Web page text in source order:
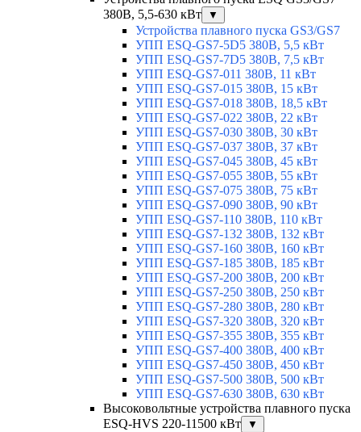
380В, 5,5-630 кВт
▼
Устройства плавного пуска GS3/GS7
УПП ESQ-GS7-5D5 380В, 5,5 кВт
УПП ESQ-GS7-7D5 380В, 7,5 кВт
УПП ESQ-GS7-011 380В, 11 кВт
УПП ESQ-GS7-015 380В, 15 кВт
УПП ESQ-GS7-018 380В, 18,5 кВт
УПП ESQ-GS7-022 380В, 22 кВт
УПП ESQ-GS7-030 380В, 30 кВт
УПП ESQ-GS7-037 380В, 37 кВт
УПП ESQ-GS7-045 380В, 45 кВт
УПП ESQ-GS7-055 380В, 55 кВт
УПП ESQ-GS7-075 380В, 75 кВт
УПП ESQ-GS7-090 380В, 90 кВт
УПП ESQ-GS7-110 380В, 110 кВт
УПП ESQ-GS7-132 380В, 132 кВт
УПП ESQ-GS7-160 380В, 160 кВт
УПП ESQ-GS7-185 380В, 185 кВт
УПП ESQ-GS7-200 380В, 200 кВт
УПП ESQ-GS7-250 380В, 250 кВт
УПП ESQ-GS7-280 380В, 280 кВт
УПП ESQ-GS7-320 380В, 320 кВт
УПП ESQ-GS7-355 380В, 355 кВт
УПП ESQ-GS7-400 380В, 400 кВт
УПП ESQ-GS7-450 380В, 450 кВт
УПП ESQ-GS7-500 380В, 500 кВт
УПП ESQ-GS7-630 380В, 630 кВт
Высоковольтные устройства плавного пуска
ESQ-HVS 220-11500 кВт
▼